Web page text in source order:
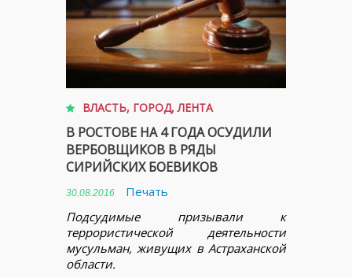
ВЛАСТЬ, ГОРОД,ЛЕНТА
В РОСТОВЕ НА 4 ГОДА ОСУДИЛИ
ВЕРБОВЩИКОВ В РЯДЫ
СИРИЙСКИХ БОЕВИКОВ
30.08.2016
Печать
Подсудимые призывали к
террористической деятельности
мусульман, живущих в Астраханской
области.